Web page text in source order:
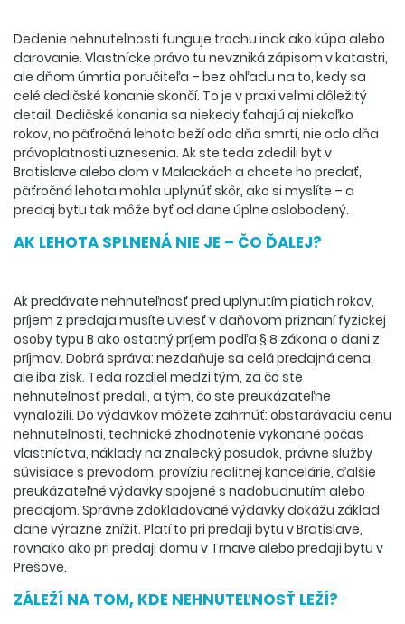
Dedenie nehnuteľnosti funguje trochu inak ako kúpa alebo
darovanie. Vlastnícke právo tu nevzniká zápisom v katastri,
ale dňom úmrtia poručiteľa – bez ohľadu na to, kedy sa
celé dedičské konanie skončí. To je v praxi veľmi dôležitý
detail. Dedičské konania sa niekedy ťahajú aj niekoľko
rokov, no päťročná lehota beží odo dňa smrti, nie odo dňa
právoplatnosti uznesenia. Ak ste teda zdedili byt v
Bratislave alebo dom v Malackách a chcete ho predať,
päťročná lehota mohla uplynúť skôr, ako si myslíte – a
predaj bytu tak môže byť od dane úplne oslobodený.
AK LEHOTA SPLNENÁ NIE JE – ČO ĎALEJ?
Ak predávate nehnuteľnosť pred uplynutím piatich rokov,
príjem z predaja musíte uviesť v daňovom priznaní fyzickej
osoby typu B ako ostatný príjem podľa § 8 zákona o dani z
príjmov. Dobrá správa: nezdaňuje sa celá predajná cena,
ale iba zisk. Teda rozdiel medzi tým, za čo ste
nehnuteľnosť predali, a tým, čo ste preukázateľne
vynaložili. Do výdavkov môžete zahrnúť: obstarávaciu cenu
nehnuteľnosti, technické zhodnotenie vykonané počas
vlastníctva, náklady na znalecký posudok, právne služby
súvisiace s prevodom, províziu realitnej kancelárie, ďalšie
preukázateľné výdavky spojené s nadobudnutím alebo
predajom. Správne zdokladované výdavky dokážu základ
dane výrazne znížiť. Platí to pri predaji bytu v Bratislave,
rovnako ako pri predaji domu v Trnave alebo predaji bytu v
Prešove.
ZÁLEŽÍ NA TOM, KDE NEHNUTEĽNOSŤ LEŽÍ?